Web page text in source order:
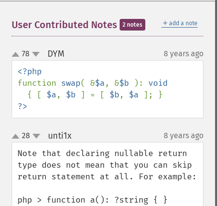
＋ add a note
User Contributed Notes 2 notes
up
down
78 DYM 8 years ago
function swap( &$a, &$b ): void
{ [ $a, $b ] = [ $b, $a
?>
up
down
28 unti1x¶ 8 years ago
Note that declaring nullable return
type does not mean that you can skip
return statement at all. For example:
php > function a(): ?string { }